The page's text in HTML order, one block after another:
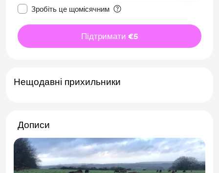
Зробіть це щомісячним
Підтримати €5
Нещодавні прихильники
Дописи